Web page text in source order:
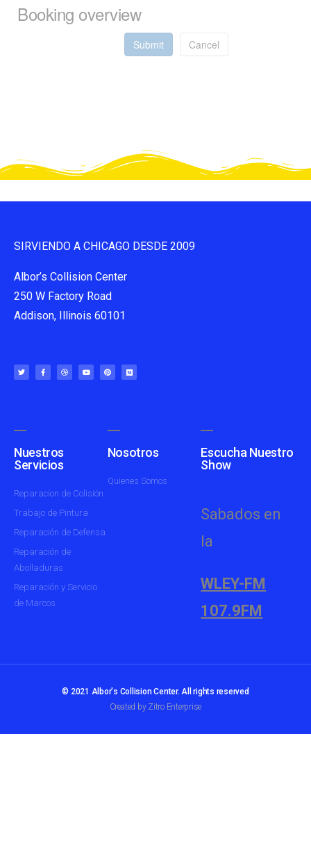
Booking overview
Submit Cancel
SIRVIENDO A CHICAGO DESDE 2009
Albor’s Collision Center
250 W Factory Road
Addison, Illinois 60101
Nuestros
Servicios
Reparacion de Colisión
Trabajo de Pintura
Reparación de Defensa
Reparación de
Abolladuras
Reparación y Servicio
de Marcos
Nosotros
Quienes Somos
Escucha Nuestro
Show
Sabados en
la
WLEY-FM
107.9FM
© 2021 Albor's Collision Center. All rights reserved
Created by Zitro Enterprise